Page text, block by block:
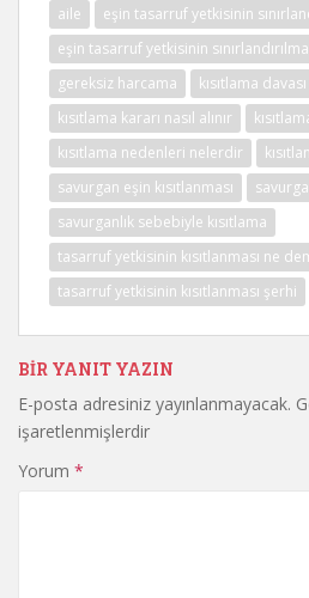
aile
eşin tasarruf yetkisinin
eşin tasarruf yetkisinin
gereksiz harcama
kısıtlama davası
kısıtlama kararı nasıl alınır
kısıtlama nedenleri nelerdir
savurgan eşin kısıtlanması
savurganlık sebebiyle kısıtlama
tasarruf yetkisinin kısıtlanması ne
tasarruf yetkisinin kısıtlanması şerhi
BIR YANIT YAZIN
E-posta adresiniz yayınlanmayacak.
işaretlenmişlerdir
Yorum *